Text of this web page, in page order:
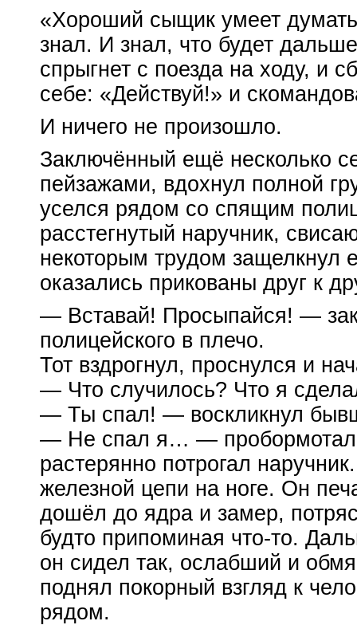
«Хороший сыщик умеет
знал. И знал, что будет
спрыгнет с поезда на ходу, и
себе: «Действуй!» и
И ничего не произошло.
Заключённый ещё несколько
пейзажами, вдохнул полной
уселся рядом со спящим
расстегнутый наручник,
некоторым трудом защелкнул
оказались прикованы друг к
— Вставай! Просыпайся! —
полицейского в плечо.
Тот вздрогнул, проснулся и
— Что случилось? Что я
— Ты спал! — воскликнул
— Не спал я… — пробормотал
растерянно потрогал
железной цепи на ноге. Он
дошёл до ядра и замер,
будто припоминая что-то.
он сидел так, ослабший и
поднял покорный взгляд к
рядом.